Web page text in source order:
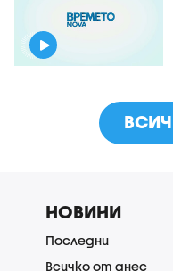
НОВИНИ
Последни
Всичко от днес